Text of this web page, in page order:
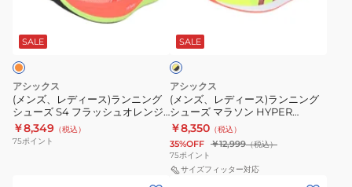
ク
ッ
シ
ョ
ン
性
ー
ブ
ラ
ッ
ク
1011B983.400
リ
オ
ッ
ト
14
ブ
ラ
ッ
ス)
ラ
ン
ニ
ン
グ
SALE
アシックス
(メンズ、レディース)ランニング
シューズ S4 フラッシュオレンジ
1013A129.600 スニーカー トレー
ニング スポーツ 部活
￥8,349 （税込）
75ポイント
ス)
ラ
ン
ニ
ン
グ
シ
ュ
SALE
イ
ブ
ラ
ッ
ク
アシックス
(メンズ、レディース)ランニング
シューズ マラソン HYPER
RACER 1093A233.750
￥8,350 （税込）
35%OFF ￥12,999（税込）
75ポイント
サイズフィッター対応